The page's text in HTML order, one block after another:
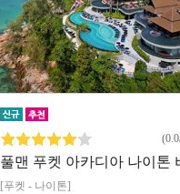
풀맨 푸켓 아카디아 나이톤
[푸켓 - 나이톤]